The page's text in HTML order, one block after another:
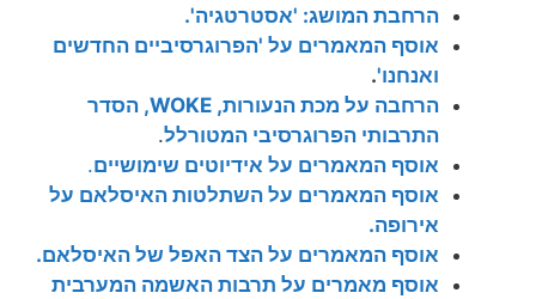
הרחבת המושג: 'אסטרטגיה'.
אוסף המאמרים על 'הפרוגרסיביים החדשים
ואנחנו'.
הרחבה על מכת הנעורות, WOKE, הסדר
התרבותי הפרוגרסיבי המטורלל.
אוסף המאמרים על אידיוטים שימושיים.
אוסף המאמרים על השתלטות האיסלאם על
אירופה.
אוסף המאמרים על הצד האפל של האיסלאם.
אוסף מאמרים על תרבות האשמה המערבית